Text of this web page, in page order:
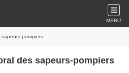
MENU
pompiers
des sapeurs-pompiers